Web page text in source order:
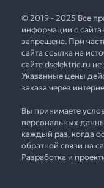
© 2019 - 2025 Все
информации с
запрещена. При
сайта ссылка на
сайте dselektric.ru
Указанные цены
заказа через
Вы принимаете
персональных
каждый раз, когда
обратной связи на
Разработка и